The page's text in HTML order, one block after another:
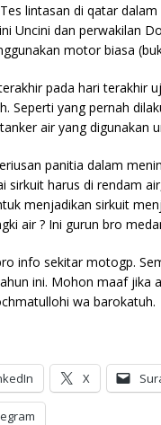
lintasan di qatar
Uncini dan perwakilan
motor biasa
pada hari terakhir
Seperti yang pernah
air yang digunakan
panitia dalam
sirkuit harus di rendam
menjadikan sirkuit
air ? Ini gurun bro
info sekitar motogp.
ini. Mohon maaf jika
wa barokatuh.
X